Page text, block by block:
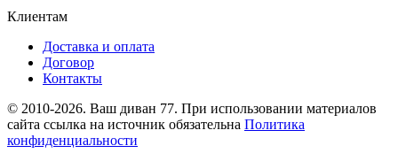
Клиентам
Доставка и оплата
Договор
Контакты
© 2010-2026. Ваш диван 77. При использовании материалов
сайта ссылка на источник обязательна Политика
конфиденциальности